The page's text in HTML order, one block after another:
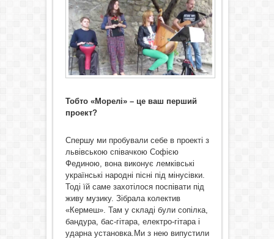
Тобто «Морелі» – це ваш перший
проект?
Спершу ми пробували себе в проекті з
львівською співачкою Софією
Фединою, вона виконує лемківські
українські народні пісні під мінусівки.
Тоді їй саме захотілося поспівати під
живу музику. Зібрала колектив
«Кермеш». Там у складі були сопілка,
бандура, бас-гітара, електро-гітара і
ударна установка.Ми з нею випустили